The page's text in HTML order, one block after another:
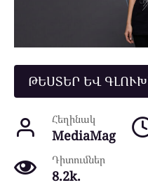
ԹԵՍՏԵՐ ԵՎ
Հեղինակ
MediaMag
Դիտումներ
8.2k.